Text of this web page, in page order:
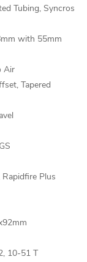
Tubing, Syncros
with 55mm
Air
Tapered
Plus
10-51 T